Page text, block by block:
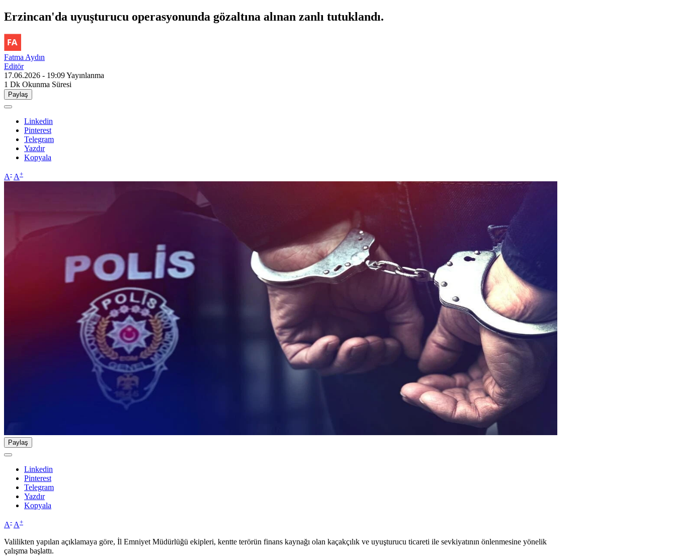
Erzincan'da uyuşturucu operasyonunda gözaltına alınan zanlı tutuklandı.
Fatma Aydın
Editör
17.06.2026 - 19:09Yayınlanma
1 Dk Okunma Süresi
Paylaş
Linkedin
Pinterest
Telegram
Yazdır
Kopyala
A- A+
Paylaş
Linkedin
Pinterest
Telegram
Yazdır
Kopyala
A- A+
Valilikten yapılan açıklamaya göre, İl Emniyet Müdürlüğü ekipleri, kentte terörün finans kaynağı olan kaçakçılık ve uyuşturucu ticareti ile sevkiyatının önlenmesine yönelik
çalışma başlattı.